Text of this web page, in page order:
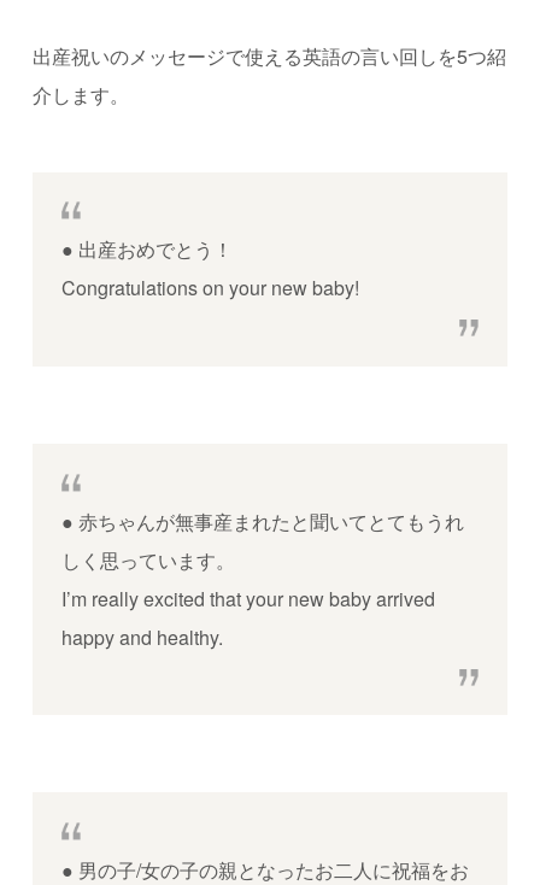
出産祝いのメッセージで使える英語の言い回しを5つ紹
介します。
● 出産おめでとう！
Congratulations on your new baby!
● 赤ちゃんが無事産まれたと聞いてとてもうれ
しく思っています。
I’m really excited that your new baby arrived
happy and healthy.
● 男の子/女の子の親となったお二人に祝福をお